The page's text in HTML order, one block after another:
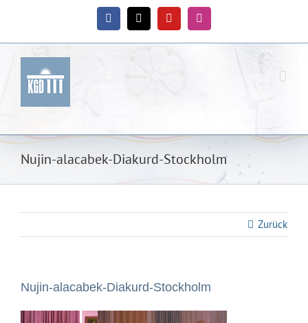
Facebook
X YouTubeInstagram
Nujin-alacabek-Diakurd-Stockholm
Zurück
Nujin-alacabek-Diakurd-Stockholm